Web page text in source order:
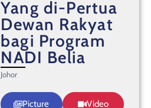
Yang di-Pertua
Dewan Rakyat
bagi Program
NADI Belia
Johor
Picture Video